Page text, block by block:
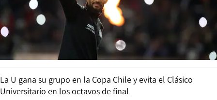
La U gana su grupo en la Copa Chile y evita el Clásico
Universitario en los octavos de final